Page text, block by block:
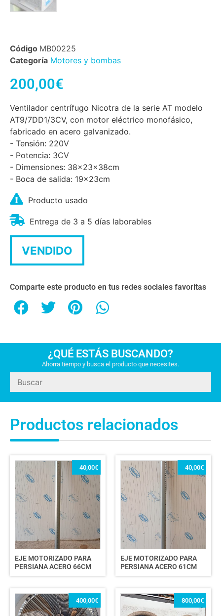
Código MB00225
Categoría Motores y bombas
200,00€
Ventilador centrífugo Nicotra de la serie AT modelo
AT9/7DD1/3CV, con motor eléctrico monofásico,
fabricado en acero galvanizado.
- Tensión: 220V
- Potencia: 3CV
- Dimensiones: 38x23x38cm
- Boca de salida: 19x23cm
Producto usado
Entrega de 3 a 5 días laborables
VENDIDO
Comparte este producto en tus redes sociales favoritas
¿QUÉ ESTÁS BUSCANDO?
Ahorra tiempo y busca el producto que necesites.
Productos relacionados
EJE MOTORIZADO PARA
PERSIANA ACERO 66CM
40,00€
EJE MOTORIZADO PARA
PERSIANA ACERO 61CM
40,00€
400,00€ 800,00€